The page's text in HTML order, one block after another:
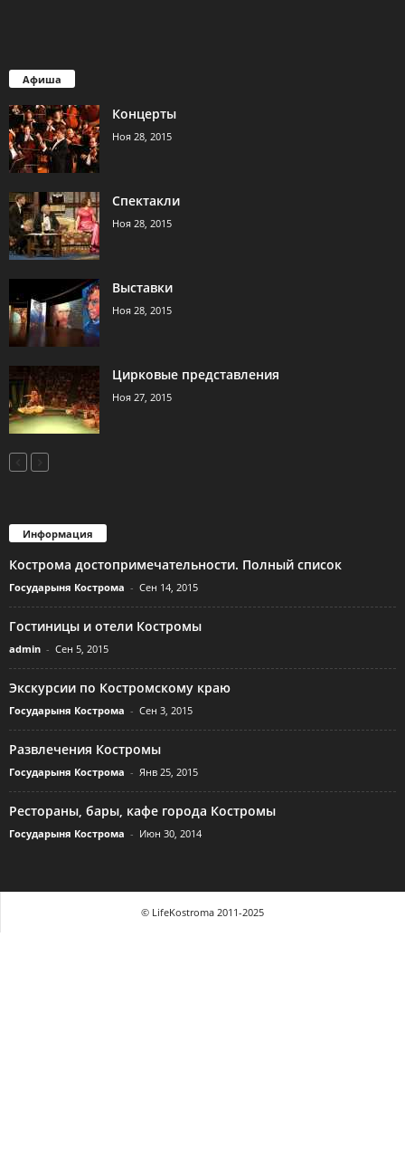
Афиша
Концерты
Ноя 28, 2015
Спектакли
Ноя 28, 2015
Выставки
Ноя 28, 2015
Цирковые представления
Ноя 27, 2015
Информация
Кострома достопримечательности. Полный список
Государыня Кострома - Сен 14, 2015
Гостиницы и отели Костромы
admin - Сен 5, 2015
Экскурсии по Костромскому краю
Государыня Кострома - Сен 3, 2015
Развлечения Костромы
Государыня Кострома - Янв 25, 2015
Рестораны, бары, кафе города Костромы
Государыня Кострома - Июн 30, 2014
© LifeKostroma 2011-2025